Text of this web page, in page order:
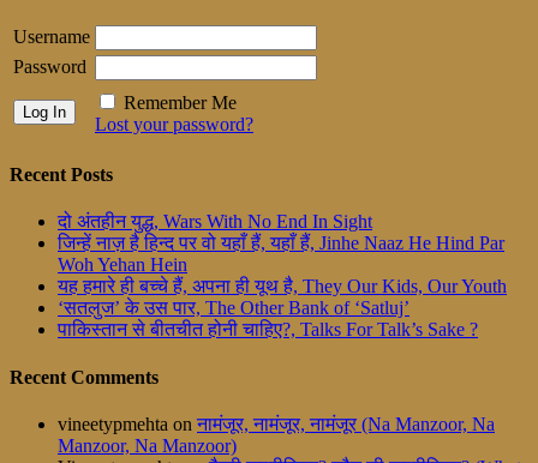
Username
Password
Remember Me
Lost your password?
Recent Posts
दो अंतहीन युद्ध, Wars With No End In Sight
जिन्हें नाज़ है हिन्द पर वो यहाँ हैं, यहाँ हैं, Jinhe Naaz He Hind Par
Woh Yehan Hein
यह हमारे ही बच्चे हैं, अपना ही यूथ है, They Our Kids, Our Youth
‘सतलुज’ के उस पार, The Other Bank of ‘Satluj’
पाकिस्तान से बीतचीत होनी चाहिए?, Talks For Talk’s Sake ?
Recent Comments
vineetypmehta on नामंजूर, नामंजूर, नामंजूर (Na Manzoor, Na
Manzoor, Na Manzoor)